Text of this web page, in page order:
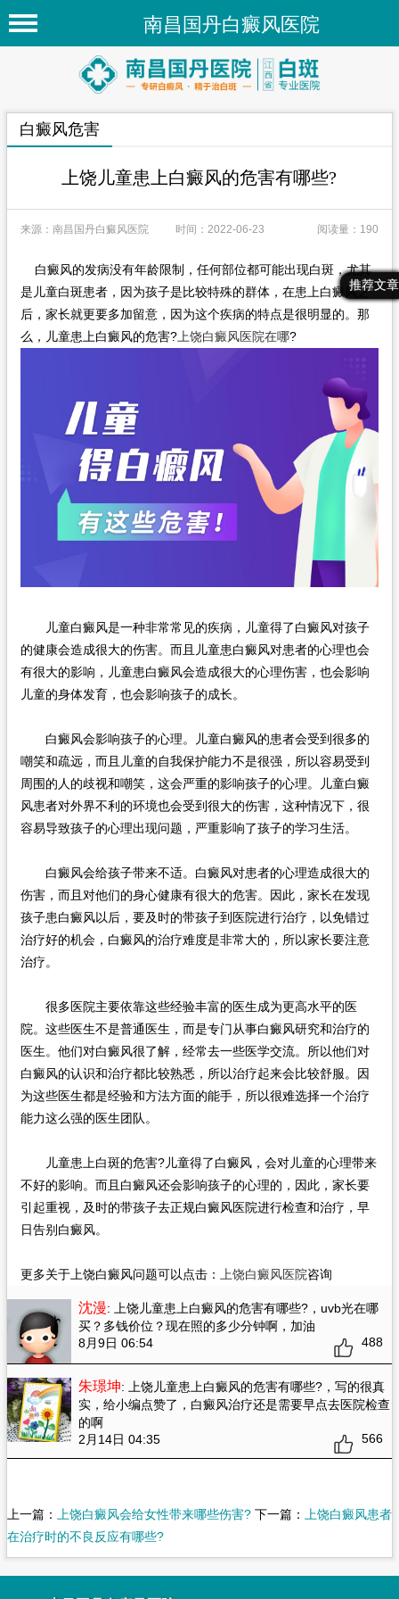
南昌国丹白癜风医院
首页
医院新闻
专家团队
先进技术
白癜风常识
白癜风人群
白癜风部位
最新文章
热门文章
推荐文章
白癜风危害
上饶儿童患上白癜风的危害有哪些?
来源：南昌国丹白癜风医院 时间：2022-06-23 阅读量：190
白癜风的发病没有年龄限制，任何部位都可能出现白斑，尤其
是儿童白斑患者，因为孩子是比较特殊的群体，在患上白癜风之
后，家长就更要多加留意，因为这个疾病的特点是很明显的。那
么，儿童患上白癜风的危害?上饶白癜风医院在哪?
儿童白癜风是一种非常常见的疾病，儿童得了白癜风对孩子
的健康会造成很大的伤害。而且儿童患白癜风对患者的心理也会
有很大的影响，儿童患白癜风会造成很大的心理伤害，也会影响
儿童的身体发育，也会影响孩子的成长。
白癜风会影响孩子的心理。儿童白癜风的患者会受到很多的
嘲笑和疏远，而且儿童的自我保护能力不是很强，所以容易受到
周围的人的歧视和嘲笑，这会严重的影响孩子的心理。儿童白癜
风患者对外界不利的环境也会受到很大的伤害，这种情况下，很
容易导致孩子的心理出现问题，严重影响了孩子的学习生活。
白癜风会给孩子带来不适。白癜风对患者的心理造成很大的
伤害，而且对他们的身心健康有很大的危害。因此，家长在发现
孩子患白癜风以后，要及时的带孩子到医院进行治疗，以免错过
治疗好的机会，白癜风的治疗难度是非常大的，所以家长要注意
治疗。
很多医院主要依靠这些经验丰富的医生成为更高水平的医
院。这些医生不是普通医生，而是专门从事白癜风研究和治疗的
医生。他们对白癜风很了解，经常去一些医学交流。所以他们对
白癜风的认识和治疗都比较熟悉，所以治疗起来会比较舒服。因
为这些医生都是经验和方法方面的能手，所以很难选择一个治疗
能力这么强的医生团队。
儿童患上白斑的危害?儿童得了白癜风，会对儿童的心理带来
不好的影响。而且白癜风还会影响孩子的心理的，因此，家长要
引起重视，及时的带孩子去正规白癜风医院进行检查和治疗，早
日告别白癜风。
更多关于上饶白癜风问题可以点击： 上饶白癜风医院咨询
沈漫: 上饶儿童患上白癜风的危害有哪些?，uvb光在哪
买？多钱价位？现在照的多少分钟啊，加油
8月9日 06:54
488
朱璟坤: 上饶儿童患上白癜风的危害有哪些?，写的很真
实，给小编点赞了，白癜风治疗还是需要早点去医院检查
的啊
2月14日 04:35
566
上一篇： 上饶白癜风会给女性带来哪些伤害?下一篇： 上饶白癜风患者
在治疗时的不良反应有哪些?